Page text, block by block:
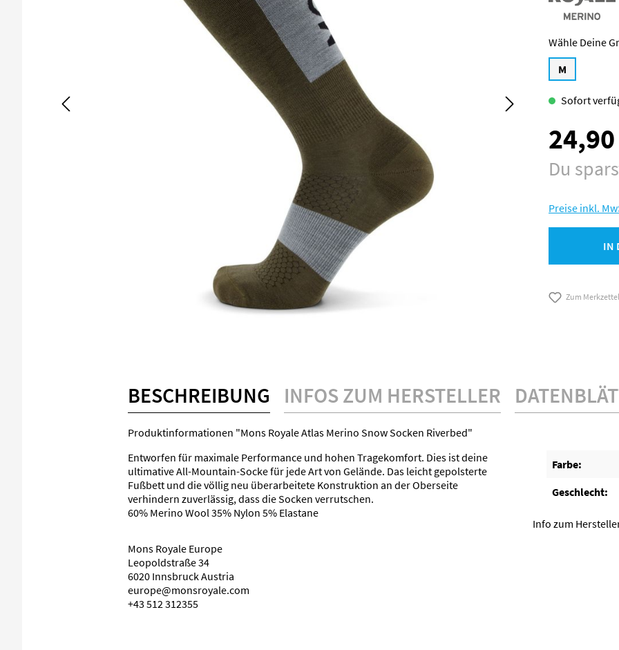
M
Sofort
Verkaufspreis:
Du
Preise inkl.
IN
Zum
BESCHREIBUNG INFOS ZUM HERSTELLER
Produktinformationen "Mons Royale Atlas Merino Snow Socken Riverbed"
Entworfen für maximale Performance und hohen Tragekomfort. Dies ist deine
ultimative All-Mountain-Socke für jede Art von Gelände. Das leicht gepolsterte
Fußbett und die völlig neu überarbeitete Konstruktion an der Oberseite
verhindern zuverlässig, dass die Socken verrutschen.
60% Merino Wool 35% Nylon 5% Elastane
Farbe:
Geschlecht:
Info zum
Mons Royale Europe
Leopoldstraße 34
6020 Innsbruck Austria
europe@monsroyale.com
+43 512 312355